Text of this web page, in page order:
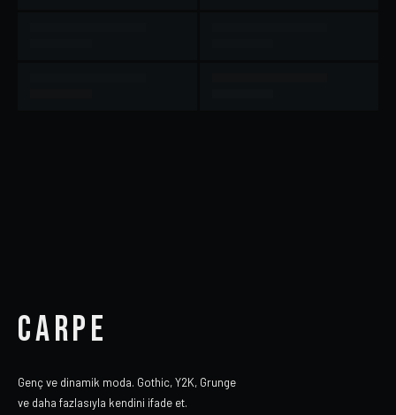
CARPE
Genç ve dinamik moda. Gothic, Y2K, Grunge
ve daha fazlasıyla kendini ifade et.